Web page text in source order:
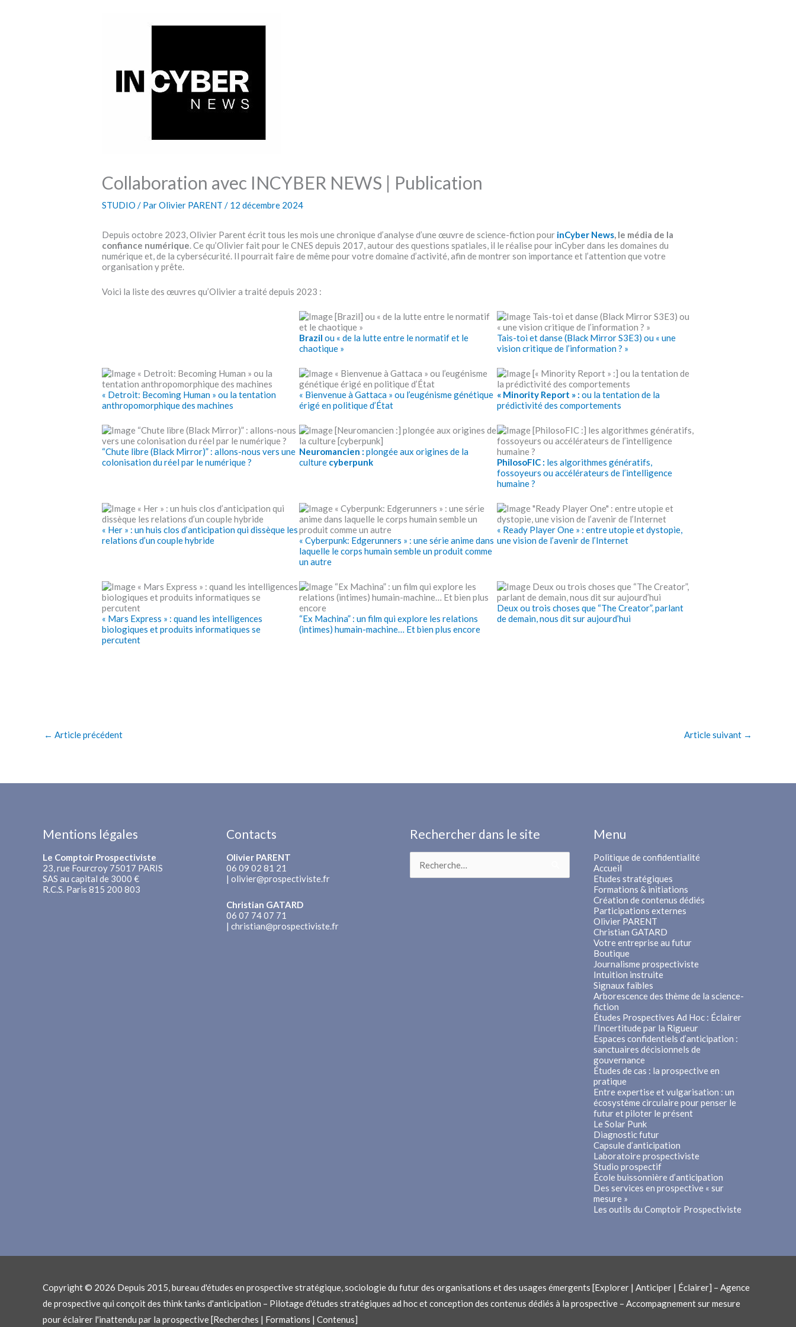
Collaboration avec INCYBER NEWS | Publication
STUDIO / ParOlivier PARENT/ 12 décembre 2024
Depuis octobre 2023, Olivier Parent écrit tous les mois une chronique d’analyse d’une œuvre de science-fiction pour inCyber News, le média de la
confiance numérique. Ce qu’Olivier fait pour le CNES depuis 2017, autour des questions spatiales, il le réalise pour inCyber dans les domaines du
numérique et, de la cybersécurité. Il pourrait faire de même pour votre domaine d’activité, afin de montrer son importance et l’attention que votre
organisation y prête.
Voici la liste des œuvres qu’Olivier a traité depuis 2023 :
Brazil ou « de la lutte entre le normatif et le
chaotique »
Tais-toi et danse (Black Mirror S3E3) ou « une
vision critique de l’information ? »
« Detroit: Becoming Human » ou la tentation
anthropomorphique des machines
« Bienvenue à Gattaca » ou l’eugénisme génétique
érigé en politique d’État
« Minority Report » : ou la tentation de la
prédictivité des comportements
“Chute libre (Black Mirror)” : allons-nous vers une
colonisation du réel par le numérique ?
Neuromancien : plongée aux origines de la
culture cyberpunk PhilosoFIC : les algorithmes génératifs,
fossoyeurs ou accélérateurs de l’intelligence
humaine ?
« Her » : un huis clos d’anticipation qui dissèque les
relations d’un couple hybride
« Cyberpunk: Edgerunners » : une série anime dans
laquelle le corps humain semble un produit comme
un autre
« Ready Player One » : entre utopie et dystopie,
une vision de l’avenir de l’Internet
« Mars Express » : quand les intelligences
biologiques et produits informatiques se
percutent
“Ex Machina” : un film qui explore les relations
(intimes) humain-machine… Et bien plus encore
Deux ou trois choses que “The Creator”, parlant
de demain, nous dit sur aujourd’hui
← Article précédent Article suivant →
Mentions légales
Le Comptoir Prospectiviste
23, rue Fourcroy 75017 PARIS
SAS au capital de 3000 €
R.C.S. Paris 815 200 803
Contacts
Olivier PARENT
06 09 02 81 21
| olivier@prospectiviste.fr
Christian GATARD
06 07 74 07 71
| christian@prospectiviste.fr
Rechercher dans le site
Rechercher :
Menu
Politique de confidentialité
Accueil
Etudes stratégiques
Formations & initiations
Création de contenus dédiés
Participations externes
Olivier PARENT
Christian GATARD
Votre entreprise au futur
Boutique
Journalisme prospectiviste
Intuition instruite
Signaux faibles
Arborescence des thème de la science-
fiction
Études Prospectives Ad Hoc : Éclairer
l’Incertitude par la Rigueur
Espaces confidentiels d’anticipation :
sanctuaires décisionnels de
gouvernance
Études de cas : la prospective en
pratique
Entre expertise et vulgarisation : un
écosystème circulaire pour penser le
futur et piloter le présent
Le Solar Punk
Diagnostic futur
Capsule d’anticipation
Laboratoire prospectiviste
Studio prospectif
École buissonnière d’anticipation
Des services en prospective « sur
mesure »
Les outils du Comptoir Prospectiviste
Copyright © 2026 Depuis 2015, bureau d'études en prospective stratégique, sociologie du futur des organisations et des usages émergents [Explorer | Anticiper | Éclairer] – Agence
de prospective qui conçoit des think tanks d'anticipation – Pilotage d'études stratégiques ad hoc et conception des contenus dédiés à la prospective – Accompagnement sur mesure
pour éclairer l'inattendu par la prospective [Recherches | Formations | Contenus]